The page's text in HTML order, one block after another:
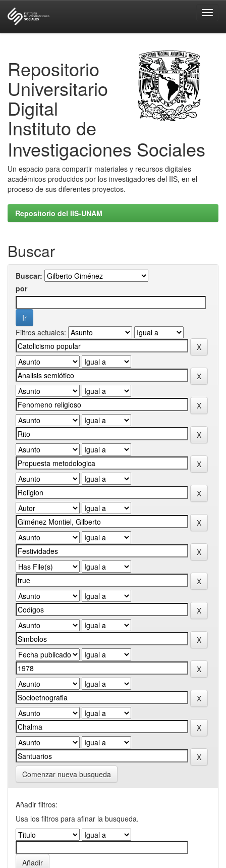
Repositorio
Universitario
Digital
Instituto de
Investigaciones Sociales
Un espacio para compartir materiales y recursos digitales
académicos producidos por los investigadores del IIS, en el
proceso de sus diferentes proyectos.
Repositorio del IIS-UNAM
Buscar
Buscar:
por
Filtros actuales:
Comenzar nueva busqueda
Añadir filtros:
Usa los filtros para afinar la busqueda.